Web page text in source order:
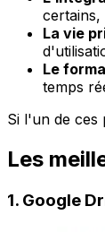
certains,
La vie
Le
temps
Si l'un de ces
Les
1. Google